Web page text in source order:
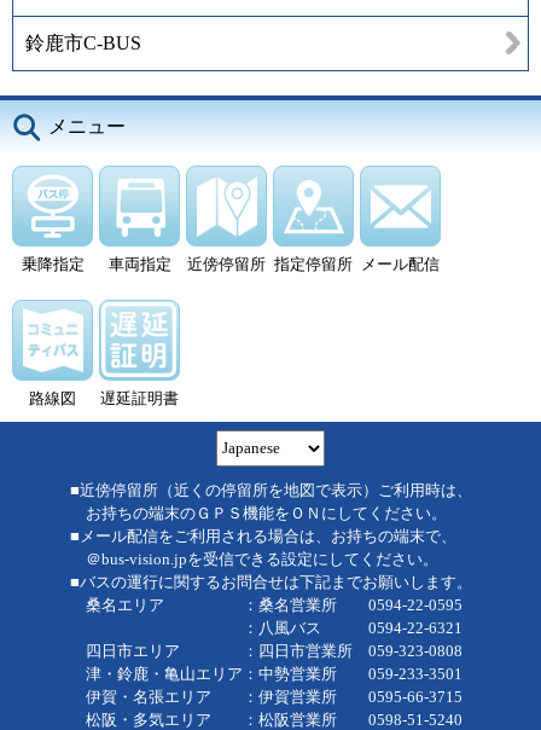
鈴鹿市C-BUS
メニュー
乗降指定 車両指定 近傍停留所 指定停留所 メール配信
路線図 遅延証明書
■近傍停留所（近くの停留所を地図で表示）ご利用時は、
お持ちの端末のＧＰＳ機能をＯＮにしてください。
■メール配信をご利用される場合は、お持ちの端末で、
＠bus-vision.jpを受信できる設定にしてください。
■バスの運行に関するお問合せは下記までお願いします。
桑名エリア ：桑名営業所 0594-22-0595
：八風バス 0594-22-6321
四日市エリア ：四日市営業所 059-323-0808
津・鈴鹿・亀山エリア：中勢営業所 059-233-3501
伊賀・名張エリア ：伊賀営業所 0595-66-3715
松阪・多気エリア ：松阪営業所 0598-51-5240